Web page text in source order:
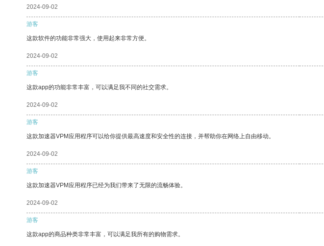
2024-09-02
游客
这款软件的功能非常强大，使用起来非常方便。
2024-09-02
游客
这款app的功能非常丰富，可以满足我不同的社交需求。
2024-09-02
游客
这款加速器VPM应用程序可以给你提供最高速度和安全性的连接，并帮助你在网络上自由移动。
2024-09-02
游客
这款加速器VPM应用程序已经为我们带来了无限的流畅体验。
2024-09-02
游客
这款app的商品种类非常丰富，可以满足我所有的购物需求。